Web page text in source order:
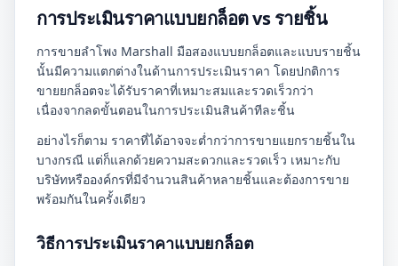
การประเมินราคาแบบยกล็อต vs รายชิ้น
การขายลำโพง Marshall มือสองแบบยกล็อตและแบบรายชิ้น
นั้นมีความแตกต่างในด้านการประเมินราคา โดยปกติการ
ขายยกล็อตจะได้รับราคาที่เหมาะสมและรวดเร็วกว่า
เนื่องจากลดขั้นตอนในการประเมินสินค้าทีละชิ้น
อย่างไรก็ตาม ราคาที่ได้อาจจะต่ำกว่าการขายแยกรายชิ้นใน
บางกรณี แต่ก็แลกด้วยความสะดวกและรวดเร็ว เหมาะกับ
บริษัทหรือองค์กรที่มีจำนวนสินค้าหลายชิ้นและต้องการขาย
พร้อมกันในครั้งเดียว
วิธีการประเมินราคาแบบยกล็อต